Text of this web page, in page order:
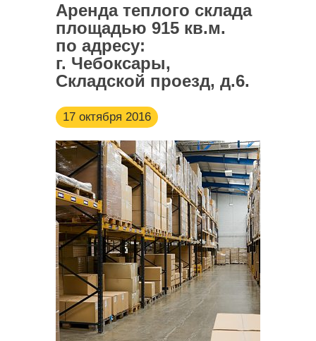
Аренда теплого склада
площадью 915 кв.м.
по адресу:
г. Чебоксары,
Складской проезд, д.6.
17 октября 2016